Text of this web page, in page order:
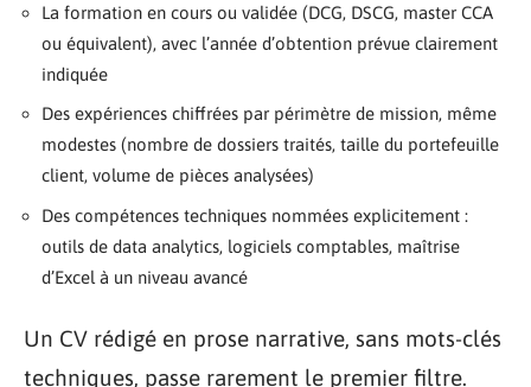
La formation en cours ou validée (DCG, DSCG, master CCA
ou équivalent), avec l’année d’obtention prévue clairement
indiquée
Des expériences chiffrées par périmètre de mission, même
modestes (nombre de dossiers traités, taille du portefeuille
client, volume de pièces analysées)
Des compétences techniques nommées explicitement :
outils de data analytics, logiciels comptables, maîtrise
d’Excel à un niveau avancé
Un CV rédigé en prose narrative, sans mots-clés
techniques, passe rarement le premier filtre.